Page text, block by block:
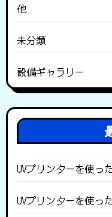
他
未分類
設備ギャラリー
UVプリンターを使っ
UVプリンターを使っ